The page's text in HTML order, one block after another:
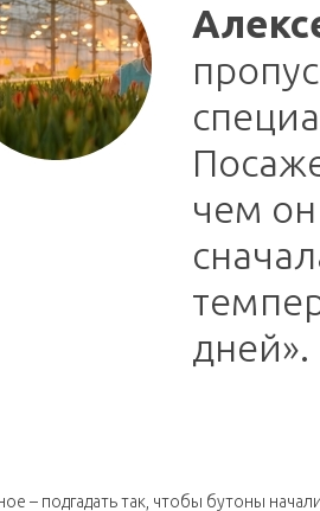
чем
дней».
– подгадать так, чтобы бутоны